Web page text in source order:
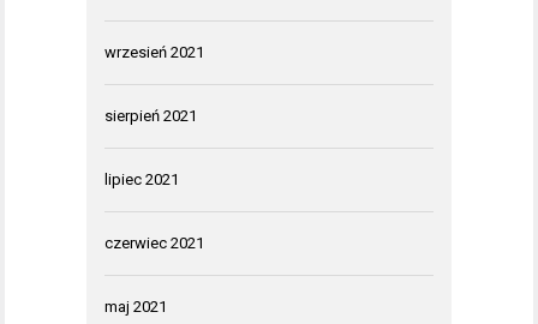
wrzesień 2021
sierpień 2021
lipiec 2021
czerwiec 2021
maj 2021